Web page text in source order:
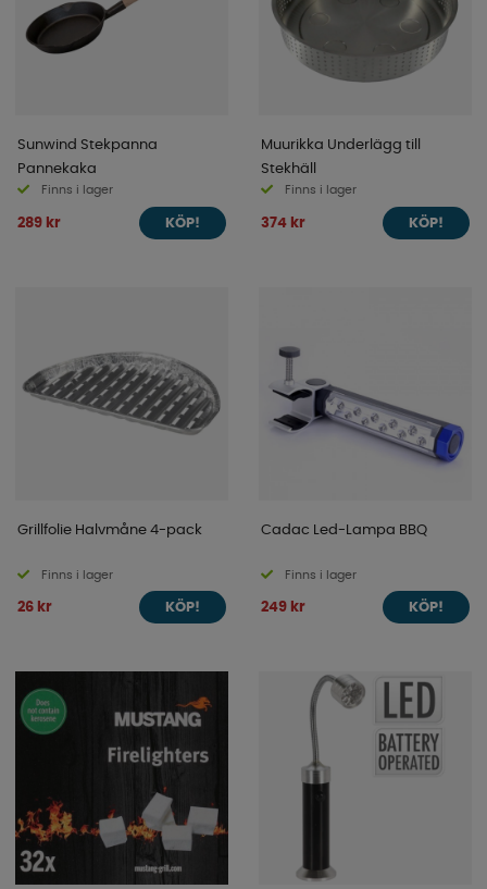
Sunwind Stekpanna
Pannekaka
Finns i lager
289 kr KÖP!
Muurikka Underlägg till
Stekhäll
Finns i lager
374 kr KÖP!
Grillfolie Halvmåne 4-pack
Finns i lager
26 kr KÖP!
Cadac Led-Lampa BBQ
Finns i lager
249 kr KÖP!